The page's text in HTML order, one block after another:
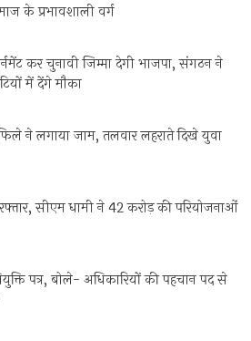
के प्रभावशाली वर्ग
कर चुनावी जिम्मा देगी भाजपा, संगठन ने
में देंगे मौका
ने लगाया जाम, तलवार लहराते दिखे युवा
सीएम धामी ने 42 करोड़ की परियोजनाओं
पत्र, बोले- अधिकारियों की पहचान पद से